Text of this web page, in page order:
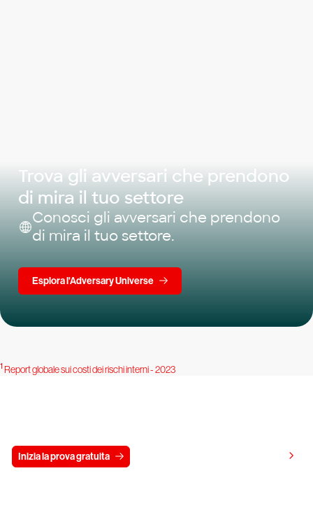
Trova gli avversari che prendono
di mira il tuo settore
Conosci gli avversari che prendono
di mira il tuo settore.
Esplora l'Adversary Universe
1 Report globale sui costi dei rischi interni - 2023
Inizia la prova gratuita